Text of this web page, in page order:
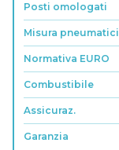
Posti omologati
Misura pneumatici
Normativa EURO
Combustibile
Assicuraz.
Garanzia